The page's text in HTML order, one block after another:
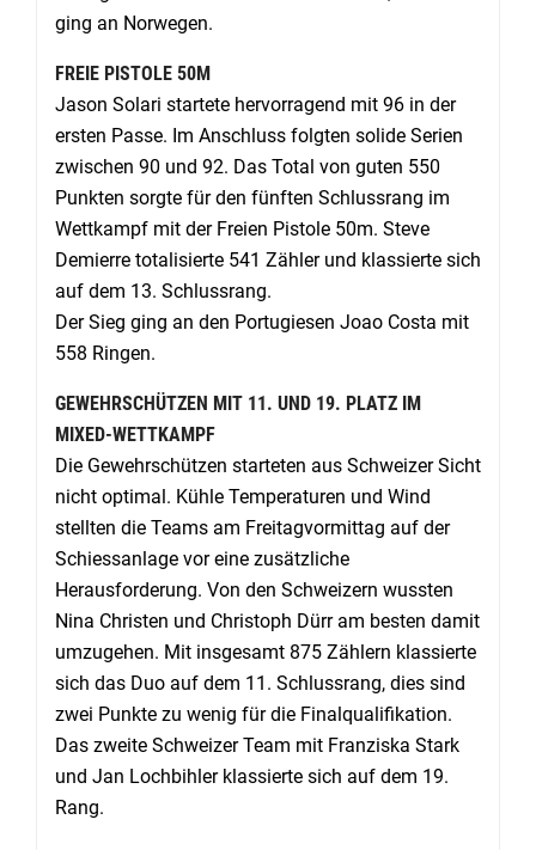
ging an Norwegen.
FREIE PISTOLE 50M
Jason Solari startete hervorragend mit 96 in der
ersten Passe. Im Anschluss folgten solide Serien
zwischen 90 und 92. Das Total von guten 550
Punkten sorgte für den fünften Schlussrang im
Wettkampf mit der Freien Pistole 50m. Steve
Demierre totalisierte 541 Zähler und klassierte sich
auf dem 13. Schlussrang.
Der Sieg ging an den Portugiesen Joao Costa mit
558 Ringen.
GEWEHRSCHÜTZEN MIT 11. UND 19. PLATZ IM
MIXED-WETTKAMPF
Die Gewehrschützen starteten aus Schweizer Sicht
nicht optimal. Kühle Temperaturen und Wind
stellten die Teams am Freitagvormittag auf der
Schiessanlage vor eine zusätzliche
Herausforderung. Von den Schweizern wussten
Nina Christen und Christoph Dürr am besten damit
umzugehen. Mit insgesamt 875 Zählern klassierte
sich das Duo auf dem 11. Schlussrang, dies sind
zwei Punkte zu wenig für die Finalqualifikation.
Das zweite Schweizer Team mit Franziska Stark
und Jan Lochbihler klassierte sich auf dem 19.
Rang.